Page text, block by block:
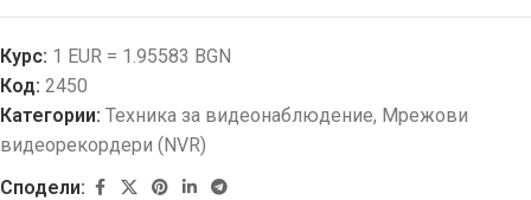
Курс: 1 EUR = 1.95583 BGN
Код: 2450
Категории: Техника за видеонаблюдение, Мрежови
видеорекордери (NVR)
Сподели: